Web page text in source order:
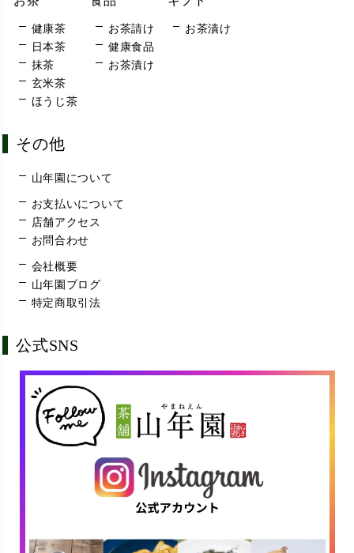
健康茶
日本茶
抹茶
玄米茶
ほうじ茶
お茶請け
健康食品
お茶漬け
お茶漬け
その他
山年園について
お支払いについて
店舗アクセス
お問合わせ
会社概要
山年園ブログ
特定商取引法
公式SNS